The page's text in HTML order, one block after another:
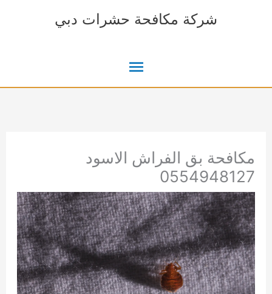
شركة مكافحة حشرات دبي
القائمة
مكافحة بق الفراش الاسود
0554948127